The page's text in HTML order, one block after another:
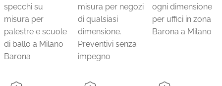
specchi su
misura per
palestre e scuole
di ballo a Milano
Barona
misura per negozi
di qualsiasi
dimensione.
Preventivi senza
impegno
ogni dimensione
per uffici in zona
Barona a Milano